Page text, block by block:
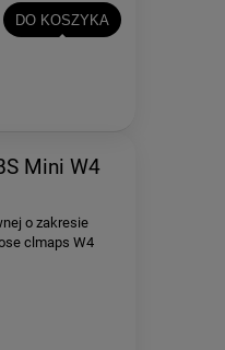
DO KOSZYKA
Mini W4
o zakresie
clmaps W4